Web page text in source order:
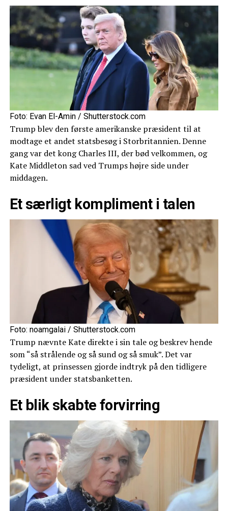
Foto: Evan El-Amin / Shutterstock.com
Trump blev den første amerikanske præsident til at
modtage et andet statsbesøg i Storbritannien. Denne
gang var det kong Charles III, der bød velkommen, og
Kate Middleton sad ved Trumps højre side under
middagen.
Et særligt kompliment i talen
Foto: noamgalai / Shutterstock.com
Trump nævnte Kate direkte i sin tale og beskrev hende
som “så strålende og så sund og så smuk”. Det var
tydeligt, at prinsessen gjorde indtryk på den tidligere
præsident under statsbanketten.
Et blik skabte forvirring